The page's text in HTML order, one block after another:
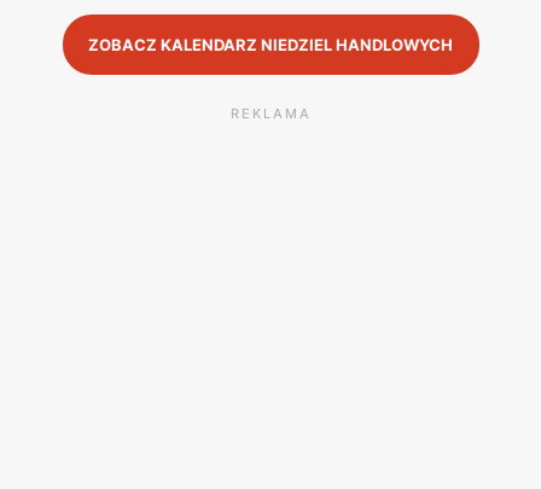
ZOBACZ KALENDARZ NIEDZIEL HANDLOWYCH
REKLAMA